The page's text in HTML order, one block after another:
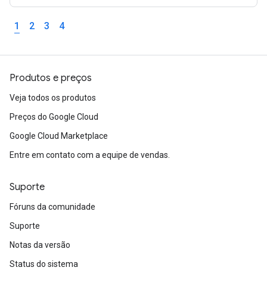
1 2 3 4
Produtos e preços
Veja todos os produtos
Preços do Google Cloud
Google Cloud Marketplace
Entre em contato com a equipe de vendas.
Suporte
Fóruns da comunidade
Suporte
Notas da versão
Status do sistema